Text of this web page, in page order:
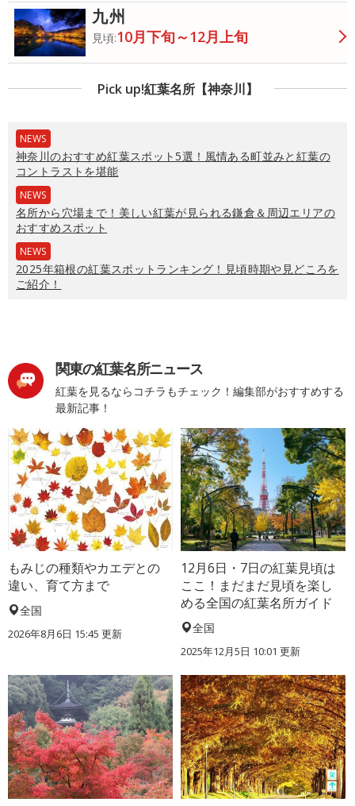
九州
見頃:10月下旬～12月上旬
Pick up!紅葉名所【神奈川】
NEWS
神奈川のおすすめ紅葉スポット5選！風情ある町並みと紅葉の
コントラストを堪能
NEWS
名所から穴場まで！美しい紅葉が見られる鎌倉＆周辺エリアの
おすすめスポット
NEWS
2025年箱根の紅葉スポットランキング！見頃時期や見どころを
ご紹介！
関東の紅葉名所ニュース
紅葉を見るならコチラもチェック！編集部がおすすめする
最新記事！
もみじの種類やカエデとの
違い、育て方まで
全国
2026年8月6日 15:45 更新
12月6日・7日の紅葉見頃は
ここ！まだまだ見頃を楽し
める全国の紅葉名所ガイド
全国
2025年12月5日 10:01 更新